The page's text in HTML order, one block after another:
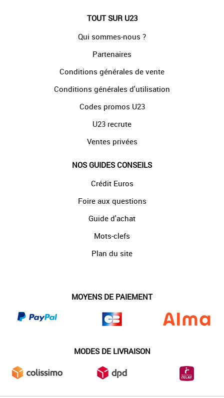
TOUT SUR U23
Qui sommes-nous ?
Partenaires
Conditions générales de vente
Conditions générales d'utilisation
Codes promos U23
U23 recrute
Ventes privées
NOS GUIDES CONSEILS
Crédit Euros
Foire aux questions
Guide d'achat
Mots-clefs
Plan du site
MOYENS DE PAIEMENT
MODES DE LIVRAISON